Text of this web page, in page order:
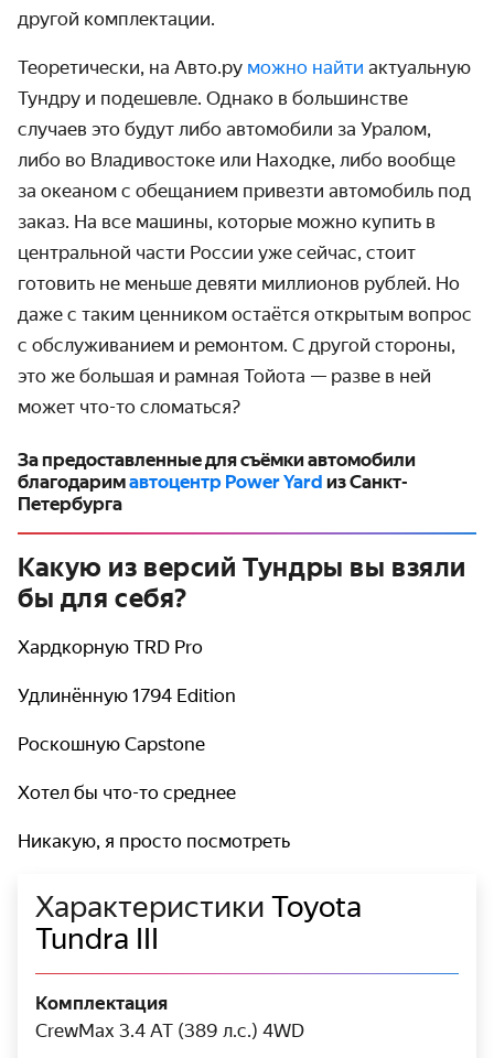
другой комплектации.
Теоретически, на Авто.ру можно найти актуальную
Тундру и подешевле. Однако в большинстве
случаев это будут либо автомобили за Уралом,
либо во Владивостоке или Находке, либо вообще
за океаном с обещанием привезти автомобиль под
заказ. На все машины, которые можно купить в
центральной части России уже сейчас, стоит
готовить не меньше девяти миллионов рублей. Но
даже с таким ценником остаётся открытым вопрос
с обслуживанием и ремонтом. С другой стороны,
это же большая и рамная Тойота — разве в ней
может что-то сломаться?
За предоставленные для съёмки автомобили
благодаримавтоцентр Power Yard из Санкт-
Петербурга
Какую из версий Тундры вы взяли
бы для себя?
Хардкорную TRD Pro
Удлинённую 1794 Edition
Роскошную Capstone
Хотел бы что-то среднее
Никакую, я просто посмотреть
Характеристики Toyota
Tundra III
Комплектация
CrewMax 3.4 AT (389 л.с.) 4WD